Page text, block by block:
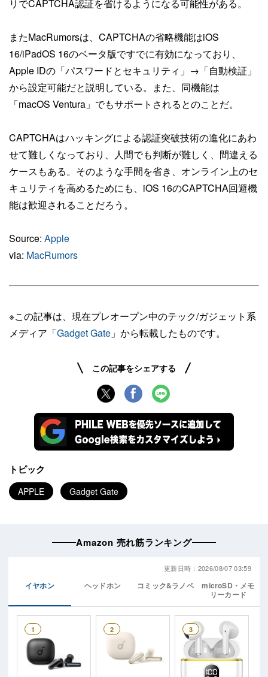
リでCAPTCHA認証を省けるようになる可能性がある。
またMacRumorsは、CAPTCHAの省略機能はiOS
16/iPadOS 16のベータ版ですでに有効になっており、
Apple IDの「パスワードとセキュリティ」→「自動検証」
から設定可能だと説明している。また、同機能は
「macOS Ventura」でもサポートされるとのことだ。
CAPTCHAはハッキングによる認証突破技術の進化にあわ
せて難しくなっており、人間でも判断が難しく、間違える
ケースもある。そのような手間を省き、オンライン上のセ
キュリティを高めるためにも、iOS 16のCAPTCHA回避機
能は歓迎されることだろう。
Source: Apple
via: MacRumors
※この記事は、現在プレオープン中のテック/ガジェット系
メディア「Gadget Gate 」から転載したものです。
この記事をシェアする
トピック
APPLE Gadget Gate